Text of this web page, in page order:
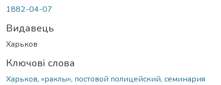
1882-04-07
Видавець
Харьков
Ключові слова
Харьков, «раклы», постовой полицейский, семинария